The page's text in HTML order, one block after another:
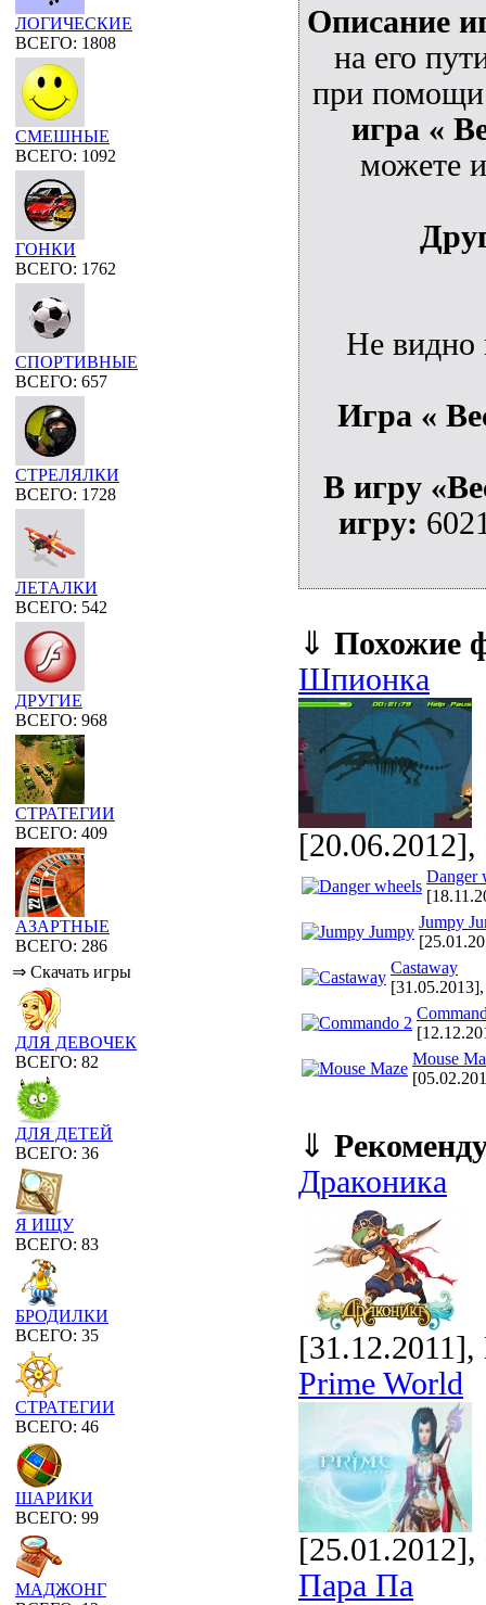
ЛОГИЧЕСКИЕ
ВСЕГО: 1808
СМЕШНЫЕ
ВСЕГО: 1092
ГОНКИ
ВСЕГО: 1762
СПОРТИВНЫЕ
ВСЕГО: 657
СТРЕЛЯЛКИ
ВСЕГО: 1728
ЛЕТАЛКИ
ВСЕГО: 542
ДРУГИЕ
ВСЕГО: 968
СТРАТЕГИИ
ВСЕГО: 409
АЗАРТНЫЕ
ВСЕГО: 286
⇒ Скачать игры
ДЛЯ ДЕВОЧЕК
ВСЕГО: 82
ДЛЯ ДЕТЕЙ
ВСЕГО: 36
Я ИЩУ
ВСЕГО: 83
БРОДИЛКИ
ВСЕГО: 35
СТРАТЕГИИ
ВСЕГО: 46
ШАРИКИ
ВСЕГО: 99
МАДЖОНГ
Описание
на его
при помощи
игра «
можете
Не видно
Игра «
В игру
игру:
⇓ Похожие
Шпионка
[20.06.2012],
Danger
Jumpy
Castaway
Mouse
⇓
Драконика
[31.12.2011],
Prime World
[25.01.2012],
Пара Па